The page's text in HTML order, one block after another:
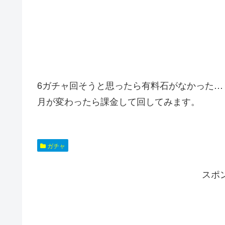
6ガチャ回そうと思ったら有料石がなかった…
月が変わったら課金して回してみます。
ガチャ
スポ